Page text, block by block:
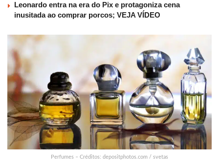
Leonardo entra na era do Pix e protagoniza cena
inusitada ao comprar porcos; VEJA VÍDEO
Perfumes – Créditos: depositphotos.com / svetas